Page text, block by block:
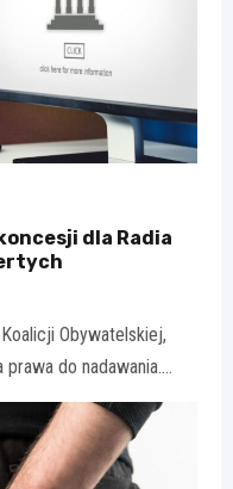
dla Radia
Obywatelskiej,
do nadawania.…